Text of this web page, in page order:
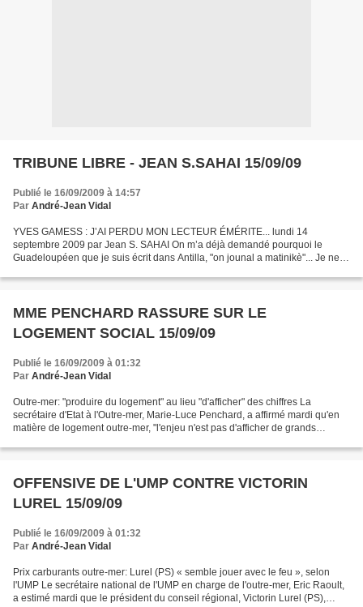
TRIBUNE LIBRE - JEAN S.SAHAI 15/09/09
Publié le 16/09/2009 à 14:57
Par André-Jean Vidal
YVES GAMESS : J’AI PERDU MON LECTEUR ÉMÉRITE... lundi 14
septembre 2009 par Jean S. SAHAI On m’a déjà demandé pourquoi le
Guadeloupéen que je suis écrit dans Antilla, "on jounal a matinikè"... Je ne
MME PENCHARD RASSURE SUR LE
LOGEMENT SOCIAL 15/09/09
Publié le 16/09/2009 à 01:32
Par André-Jean Vidal
Outre-mer: "produire du logement" au lieu "d'afficher" des chiffres La
secrétaire d'Etat à l'Outre-mer, Marie-Luce Penchard, a affirmé mardi qu'en
matière de logement outre-mer, "l'enjeu n'est pas d'afficher de grands
OFFENSIVE DE L'UMP CONTRE VICTORIN
LUREL 15/09/09
Publié le 16/09/2009 à 01:32
Par André-Jean Vidal
Prix carburants outre-mer: Lurel (PS) « semble jouer avec le feu », selon
l'UMP Le secrétaire national de l'UMP en charge de l'outre-mer, Eric Raoult,
a estimé mardi que le président du conseil régional, Victorin Lurel (PS),